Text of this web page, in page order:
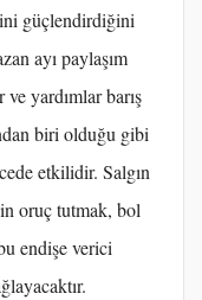
güçlendirdiğini
ayı paylaşım
ve yardımlar barış
biri olduğu gibi
etkilidir. Salgın
oruç tutmak, bol
endişe verici